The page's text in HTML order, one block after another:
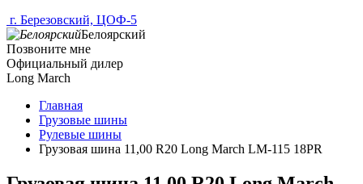
г. Березовский, ЦОФ-5
Белоярский
Позвоните мне
Официальный дилер
Long March
Главная
Грузовые шины
Рулевые шины
Грузовая шина 11,00 R20 Long March LM-115 18PR